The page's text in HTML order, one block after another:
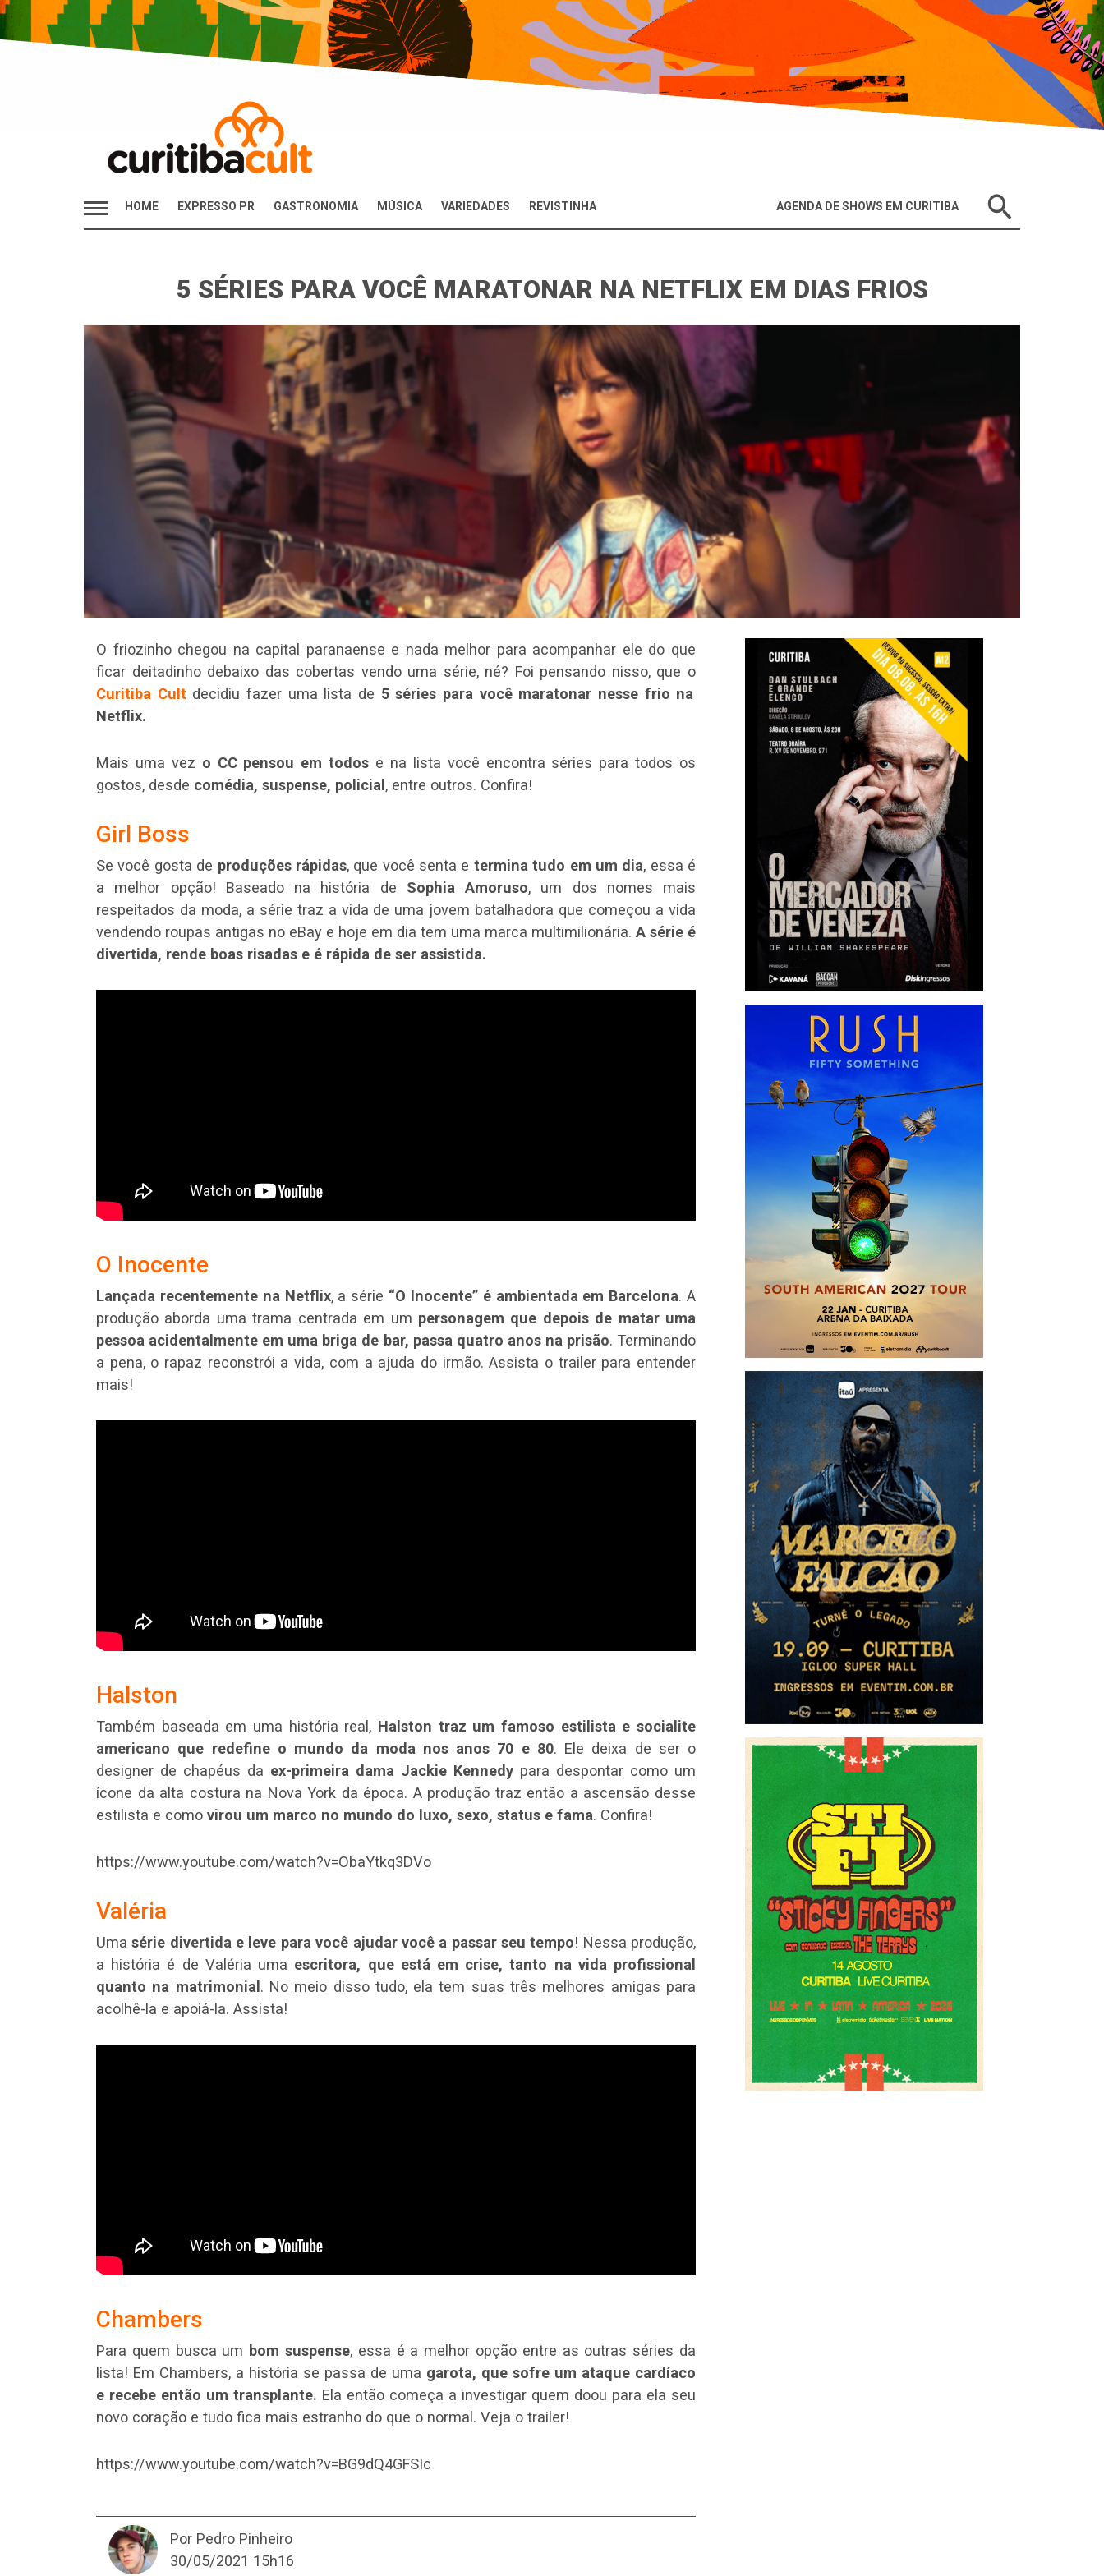
HOME EXPRESSO PR GASTRONOMIA MÚSICA VARIEDADES REVISTINHA AGENDA DE SHOWS EM CURITIBA
5 SÉRIES PARA VOCÊ MARATONAR NA NETFLIX EM DIAS FRIOS
O friozinho chegou na capital paranaense e nada melhor para acompanhar ele do que
ficar deitadinho debaixo das cobertas vendo uma série, né? Foi pensando nisso, que o
Curitiba Cultdecidiu fazer uma lista de 5 séries para você maratonar nesse frio na
Netflix.
Mais uma vez o CC pensou em todos e na lista você encontra séries para todos os
gostos, desde comédia, suspense, policial, entre outros. Confira!
Girl Boss
Se você gosta de produções rápidas, que você senta e termina tudo em um dia, essa é
a melhor opção! Baseado na história de Sophia Amoruso, um dos nomes mais
respeitados da moda, a série traz a vida de uma jovem batalhadora que começou a vida
vendendo roupas antigas no eBay e hoje em dia tem uma marca multimilionária. A série é
divertida, rende boas risadas e é rápida de ser assistida.
O Inocente
Lançada recentemente na Netflix, a série “O Inocente” é ambientada em Barcelona. A
produção aborda uma trama centrada em um personagem que depois de matar uma
pessoa acidentalmente em uma briga de bar, passa quatro anos na prisão. Terminando
a pena, o rapaz reconstrói a vida, com a ajuda do irmão. Assista o trailer para entender
mais!
Halston
Também baseada em uma história real, Halston traz um famoso estilista e socialite
americano que redefine o mundo da moda nos anos 70 e 80. Ele deixa de ser o
designer de chapéus da ex-primeira dama Jackie Kennedy para despontar como um
ícone da alta costura na Nova York da época. A produção traz então a ascensão desse
estilista e como virou um marco no mundo do luxo, sexo, status e fama. Confira!
https://www.youtube.com/watch?v=ObaYtkq3DVo
Valéria
Umasérie divertida e leve para você ajudar você a passar seu tempo! Nessa produção,
a história é de Valéria uma escritora, que está em crise, tanto na vida profissional
quanto na matrimonial. No meio disso tudo, ela tem suas três melhores amigas para
acolhê-la e apoiá-la. Assista!
Chambers
Para quem busca um bom suspense, essa é a melhor opção entre as outras séries da
lista! Em Chambers, a história se passa de uma garota, que sofre um ataque cardíaco
e recebe então um transplante. Ela então começa a investigar quem doou para ela seu
novo coração e tudo fica mais estranho do que o normal. Veja o trailer!
https://www.youtube.com/watch?v=BG9dQ4GFSIc
Por Pedro Pinheiro
30/05/2021 15h16